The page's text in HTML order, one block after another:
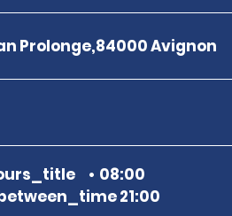
Prolonge,84000 Avignon
08:00
21:00